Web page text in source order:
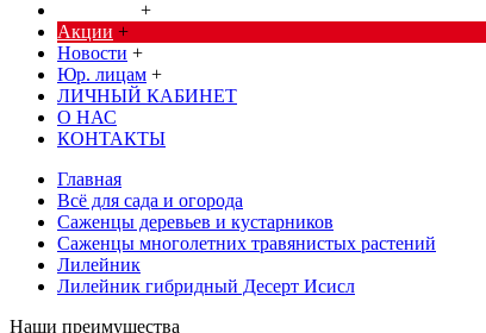
+
Акции +
Новости +
Юр. лицам +
ЛИЧНЫЙ КАБИНЕТ
О НАС
КОНТАКТЫ
Главная
Всё для сада и огорода
Саженцы деревьев и кустарников
Саженцы многолетних травянистых растений
Лилейник
Лилейник гибридный Десерт Исисл
Наши преимущества